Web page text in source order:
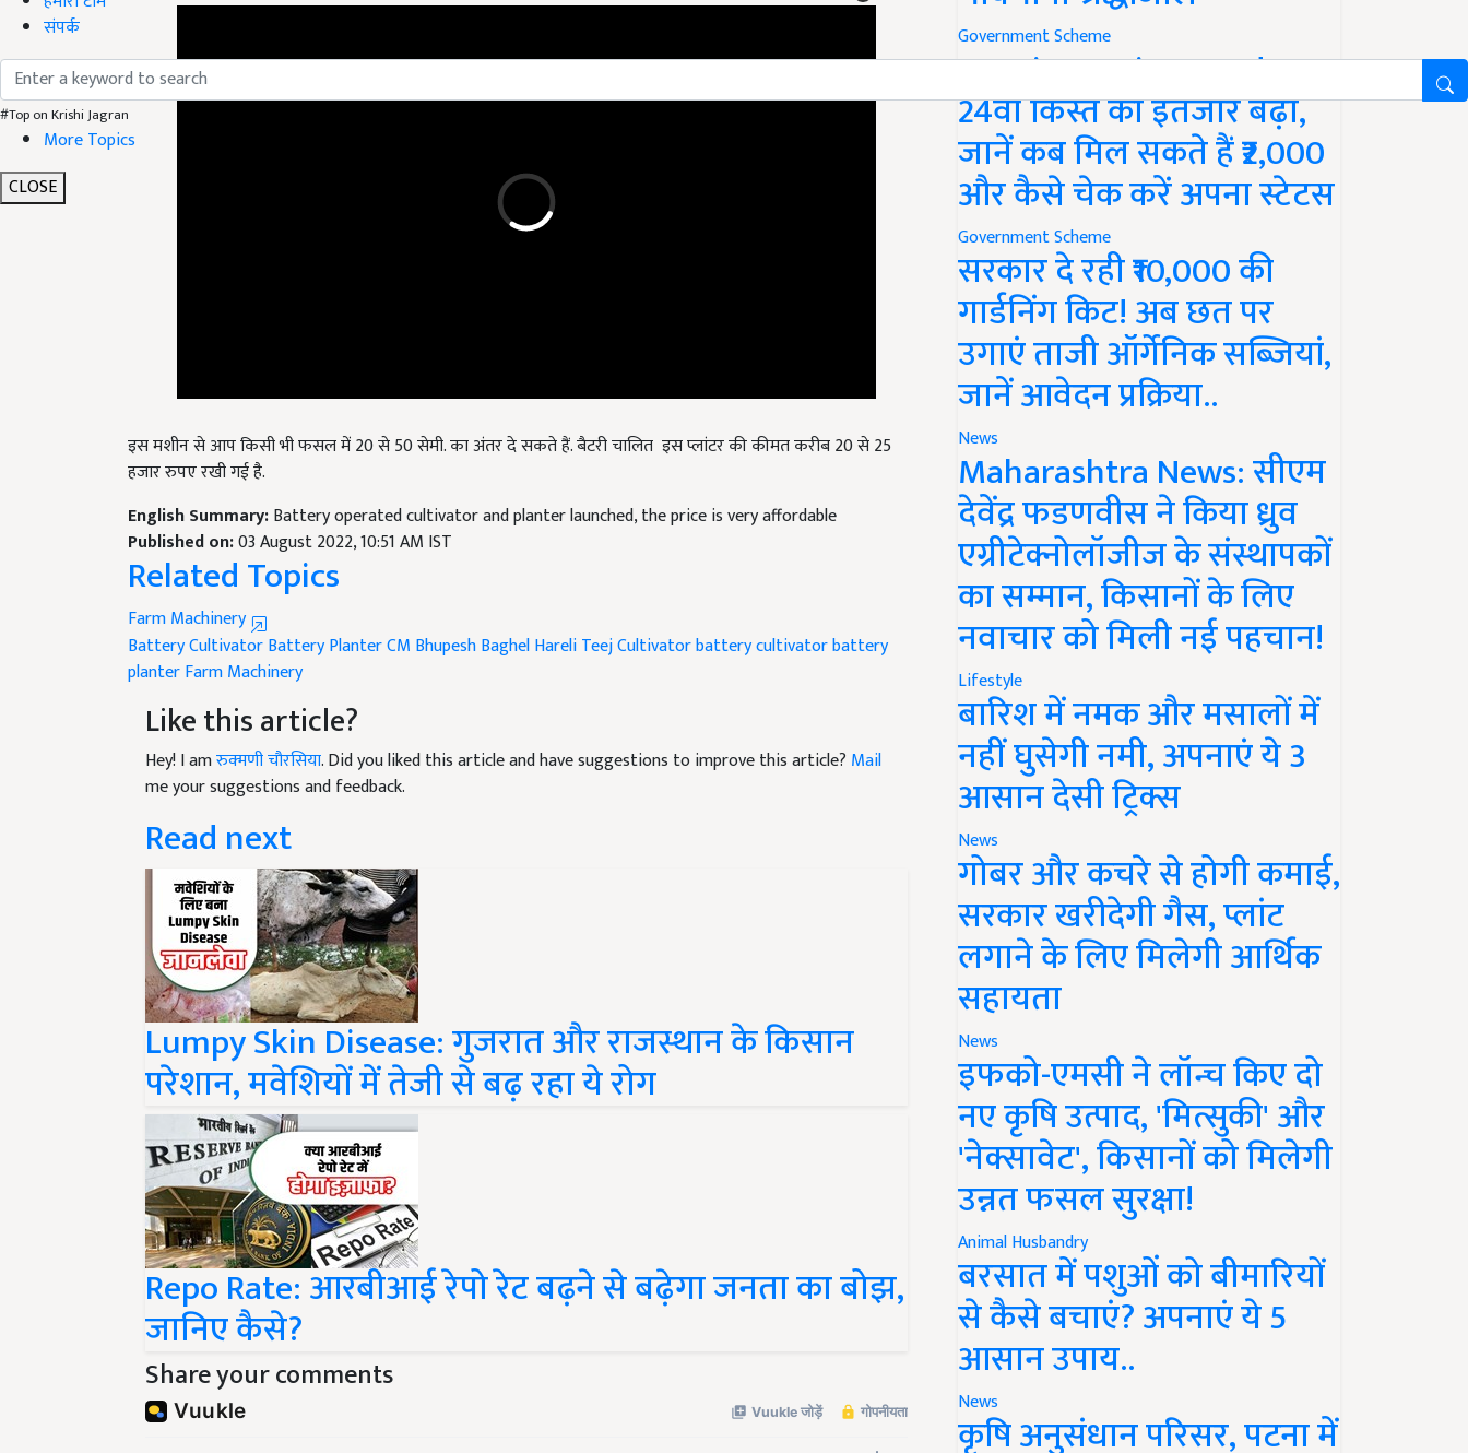
संपर्क
#Top on Krishi Jagran
More Topics
CLOSE
हजार रुपए रखी गई है.
English Summary:
Published on:03 August 2022, 10:51 AM IST
Related Topics
Farm Machinery
Battery Cultivator
planterFarm Machinery
Like this article?
Hey! I amरुक्मणी चौरसिया. Did you liked this article and have suggestions to improve this article?
me your suggestions and feedback.
Read next
Lumpy Skin Disease: गुजरात और राजस्थान के किसान
परेशान, मवेशियों में तेजी से बढ़ रहा ये रोग
Repo Rate: आरबीआई रेपो रेट बढ़ने से बढ़ेगा जनता का बोझ,
जानिए कैसे?
Share your comments
Government Scheme
PM Kisan Yojana Update:
24वीं किस्त का इंतजार बढ़ा,
जानें कब मिल सकते हैं ₹2,000
और कैसे चेक करें अपना स्टेटस
Government Scheme
सरकार दे रही ₹10,000 की
गार्डनिंग किट! अब छत पर
उगाएं ताजी ऑर्गेनिक सब्जियां,
जानें आवेदन प्रक्रिया..
News
Maharashtra News: सीएम
देवेंद्र फडणवीस ने किया ध्रुव
एग्रीटेक्नोलॉजीज के संस्थापकों
का सम्मान, किसानों के लिए
नवाचार को मिली नई पहचान!
Lifestyle
बारिश में नमक और मसालों में
नहीं घुसेगी नमी, अपनाएं ये 3
आसान देसी ट्रिक्स
News
गोबर और कचरे से होगी कमाई,
सरकार खरीदेगी गैस, प्लांट
लगाने के लिए मिलेगी आर्थिक
सहायता
News
इफको-एमसी ने लॉन्च किए दो
नए कृषि उत्पाद, 'मित्सुकी' और
'नेक्सावेट', किसानों को मिलेगी
उन्नत फसल सुरक्षा!
Animal Husbandry
बरसात में पशुओं को बीमारियों
से कैसे बचाएं? अपनाएं ये 5
आसान उपाय..
News
कृषि अनुसंधान परिसर, पटना में